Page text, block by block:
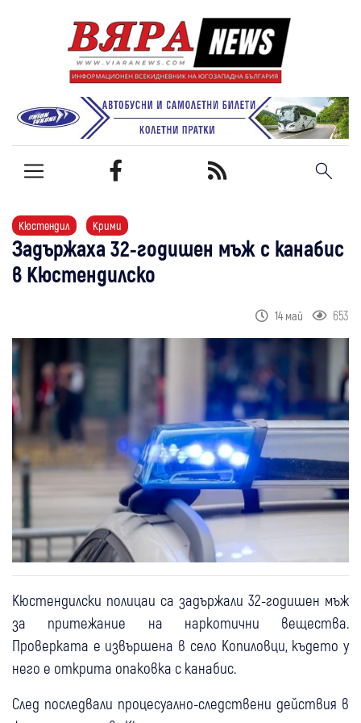
Кюстендил Крими
Задържаха 32-годишен мъж с канабис
в Кюстендилско
14 май 653
Кюстендилски полицаи са задържали 32-годишен мъж
за притежание на наркотични вещества.
Проверката е извършена в село Копиловци, където у
него е открита опаковка с канабис.
След последвали процесуално-следствени действия в